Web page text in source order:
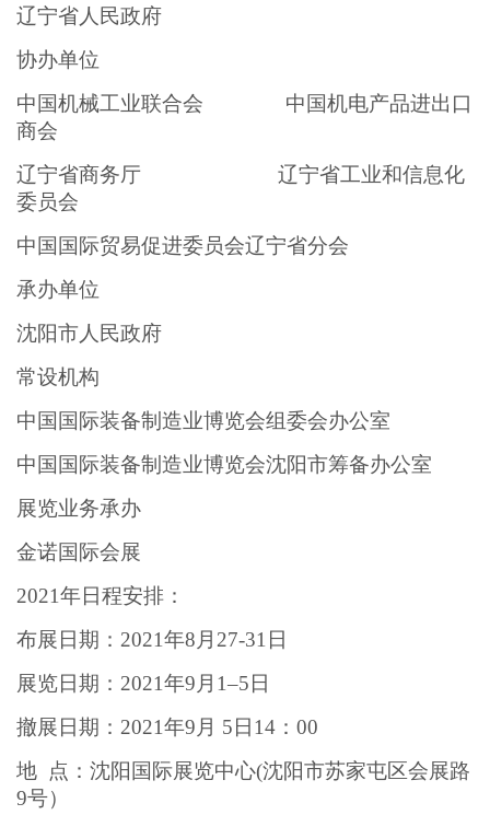
辽宁省人民政府
协办单位
中国机械工业联合会 中国机电产品进出口
商会
辽宁省商务厅 辽宁省工业和信息化
委员会
中国国际贸易促进委员会辽宁省分会
承办单位
沈阳市人民政府
常设机构
中国国际装备制造业博览会组委会办公室
中国国际装备制造业博览会沈阳市筹备办公室
展览业务承办
金诺国际会展
2021年日程安排：
布展日期：2021年8月27-31日
展览日期：2021年9月1–5日
撤展日期：2021年9月 5日14：00
地 点：沈阳国际展览中心(沈阳市苏家屯区会展路
9号）